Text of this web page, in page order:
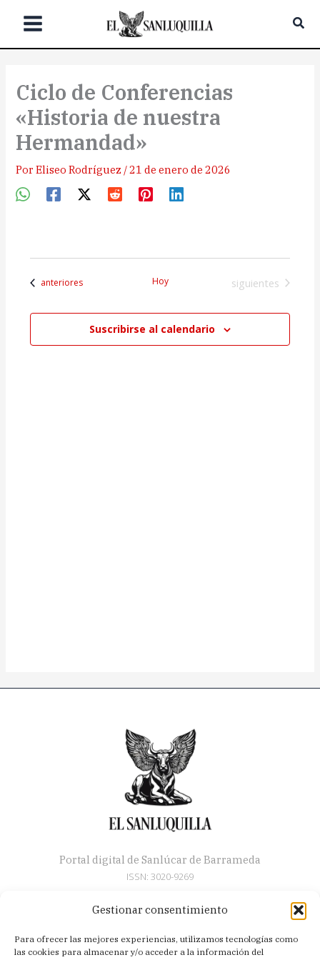
Gestionar consentimiento
Para ofrecer las mejores experiencias, utilizamos tecnologías como
las cookies para almacenar y/o acceder a la información del
Ciclo de Conferencias
«Historia de nuestra
Hermandad»
PorEliseo Rodríguez /21 de enero de 2026
Eventos
anteriores Hoy Eventos
siguientes
Suscribirse al calendario
Portal digital de Sanlúcar de Barrameda
ISSN: 3020-9269
Artículos